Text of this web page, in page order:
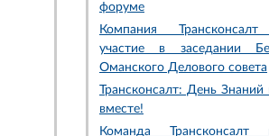
форуме
Компания
участие в заседании
Оманского Делового совета
Трансконсалт: День Знаний
вместе!
Команда